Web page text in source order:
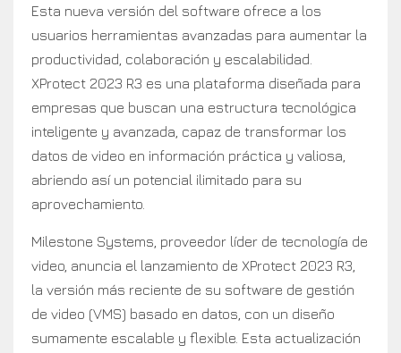
Esta nueva versión del software ofrece a los
usuarios herramientas avanzadas para aumentar la
productividad, colaboración y escalabilidad.
XProtect 2023 R3 es una plataforma diseñada para
empresas que buscan una estructura tecnológica
inteligente y avanzada, capaz de transformar los
datos de video en información práctica y valiosa,
abriendo así un potencial ilimitado para su
aprovechamiento.
Milestone Systems, proveedor líder de tecnología de
video, anuncia el lanzamiento de XProtect 2023 R3,
la versión más reciente de su software de gestión
de video (VMS) basado en datos, con un diseño
sumamente escalable y flexible. Esta actualización